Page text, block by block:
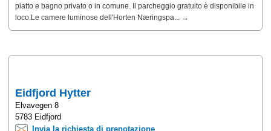
piatto e bagno privato o in comune. Il parcheggio gratuito è disponibile in
loco.Le camere luminose dell'Horten Næringspa... →
Eidfjord Hytter
Elvavegen 8
5783 Eidfjord
Invia la richiesta di prenotazione